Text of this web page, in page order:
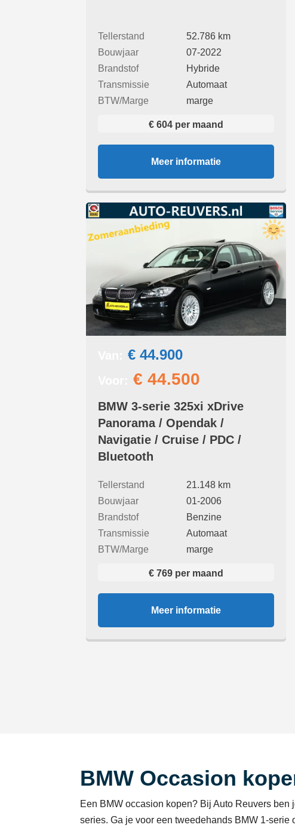
Tellerstand
52.786 km
Bouwjaar
07-2022
Brandstof
Hybride
Transmissie
Automaat
BTW/Marge
marge
€ 604 per maand
Meer informatie
€ 44.900
€ 44.500
BMW 3-serie 325xi xDrive
Panorama / Opendak /
Navigatie / Cruise / PDC /
Bluetooth
Tellerstand
21.148 km
Bouwjaar
01-2006
Brandstof
Benzine
Transmissie
Automaat
BTW/Marge
marge
€ 769 per maand
Meer informatie
BMW Occasion
Een BMW occasion kopen? Bij Auto Reuvers
series. Ga je voor een tweedehands BMW 1-